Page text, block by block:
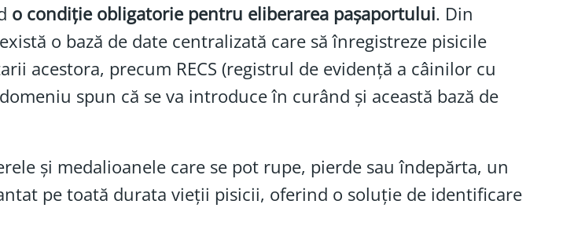
o condiție obligatorie pentru eliberarea pașaportului. Din
o bază de date centralizată care să înregistreze pisicile
acestora, precum RECS (registrul de evidență a câinilor cu
spun că se va introduce în curând și această bază de
și medalioanele care se pot rupe, pierde sau îndepărta, un
pe toată durata vieții pisicii, oferind o soluție de identificare